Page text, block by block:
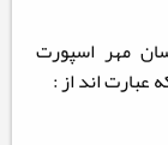
مهر اسپورت